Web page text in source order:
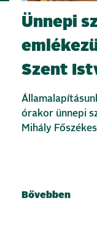
Ünnepi
Szent
órakor ünnepi
Mihály
Bővebben